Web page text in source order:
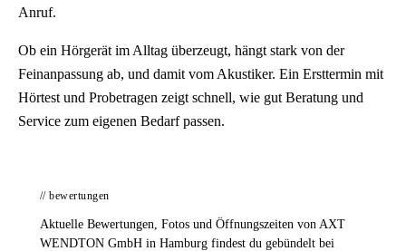
Anruf.
Ob ein Hörgerät im Alltag überzeugt, hängt stark von der
Feinanpassung ab, und damit vom Akustiker. Ein Ersttermin mit
Hörtest und Probetragen zeigt schnell, wie gut Beratung und
Service zum eigenen Bedarf passen.
// bewertungen
Aktuelle Bewertungen, Fotos und Öffnungszeiten von AXT
WENDTON GmbH in Hamburg findest du gebündelt bei